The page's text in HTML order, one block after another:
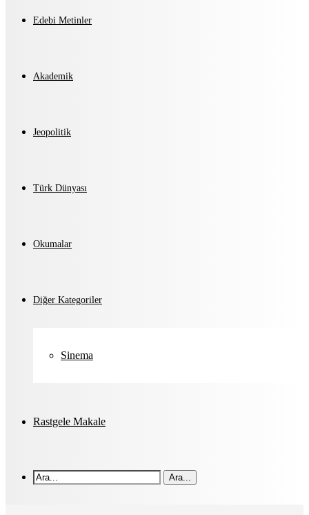
Edebi Metinler
Akademik
Jeopolitik
Türk Dünyası
Okumalar
Diğer Kategoriler
Sinema
Rastgele Makale
Ara...